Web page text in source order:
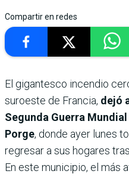
Compartir en redes
El gigantesco incendio
suroeste de Francia, dejó
Segunda Guerra
Porge, donde ayer lunes
regresar a sus hogares
En este municipio, el más